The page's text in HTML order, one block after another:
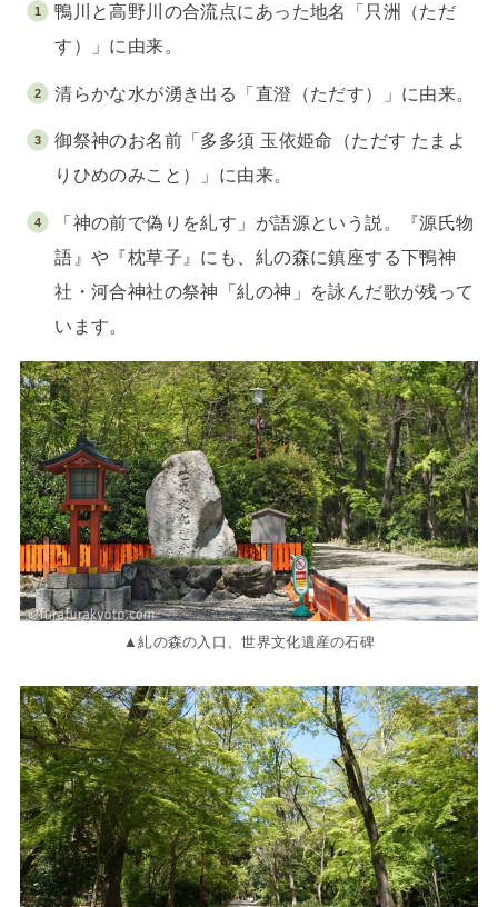
鴨川と高野川の合流点にあった地名「只洲（ただ
す）」に由来。
清らかな水が湧き出る「直澄（ただす）」に由来。
御祭神のお名前「多多須 玉依姫命（ただす たまよ
りひめのみこと）」に由来。
「神の前で偽りを糺す」が語源という説。『源氏物
語』や『枕草子』にも、糺の森に鎮座する下鴨神
社・河合神社の祭神「糺の神」を詠んだ歌が残って
います。
▲糺の森の入口、世界文化遺産の石碑